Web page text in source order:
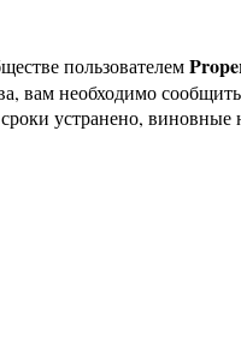
пользователем
вам необходимо
устранено, виновные